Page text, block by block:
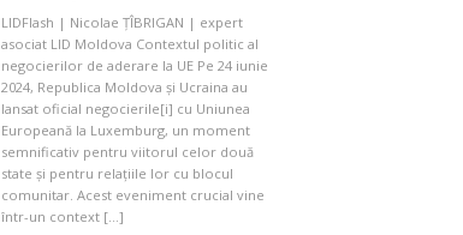
LIDFlash | Nicolae ȚÎBRIGAN | expert
asociat LID Moldova Contextul politic al
negocierilor de aderare la UE Pe 24 iunie
2024, Republica Moldova și Ucraina au
lansat oficial negocierile[i] cu Uniunea
Europeană la Luxemburg, un moment
semnificativ pentru viitorul celor două
state și pentru relațiile lor cu blocul
comunitar. Acest eveniment crucial vine
într-un context […]